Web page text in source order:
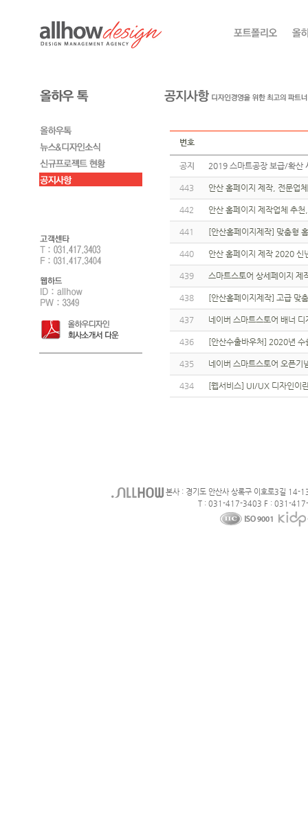
번호
공지 2019 스마트공장 보급/확
443 안산 홈페이지 제작, 전문업
442 안산 홈페이지 제작업체 추
441 [안산홈페이지제작] 맞춤형
440 안산 홈페이지 제작 2020 신
439 스마트스토어 상세페이지 제
438 [안산홈페이지제작] 고급 맞
437 네이버 스마트스토어 배너
436 [안산수출바우처] 2020년 수
435 네이버 스마트스토어 오픈기
434 [웹서비스] UI/UX 디자인이
본사 : 경기도 안산사 상록구 이호로3길 14-
T : 031-417-3403 F : 031-